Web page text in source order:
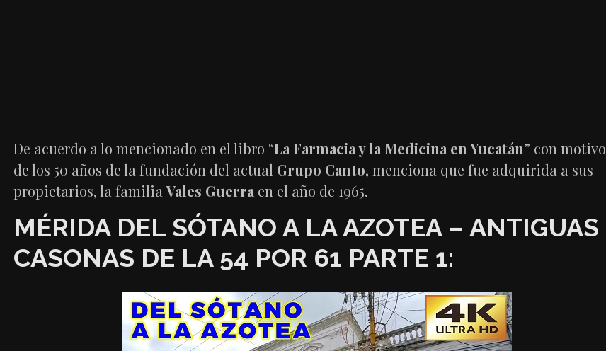
De acuerdo a lo mencionado en el libro “La Farmacia y la Medicina en Yucatán” con motivo
de los 50 años de la fundación del actual Grupo Canto, menciona que fue adquirida a sus
propietarios, la familiaVales Guerra en el año de 1965.
MÉRIDA DEL SÓTANO A LA AZOTEA – ANTIGUAS
CASONAS DE LA 54 POR 61 PARTE 1: